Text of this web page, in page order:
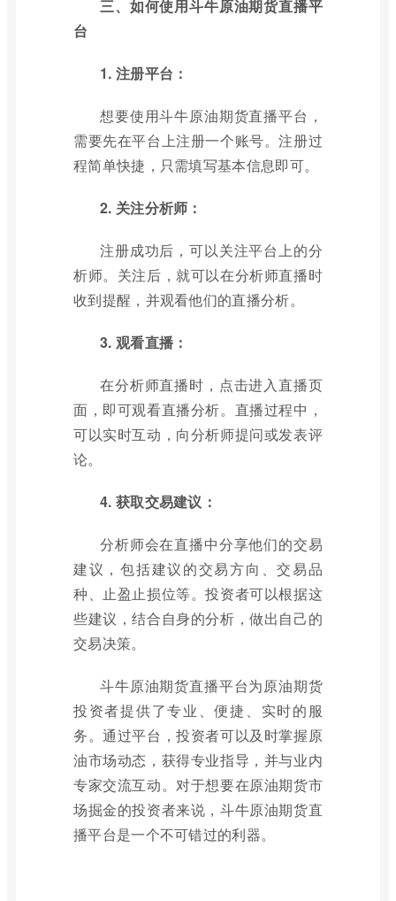
三、如何使用斗牛原油期货直播平
台
1. 注册平台：
想要使用斗牛原油期货直播平台，
需要先在平台上注册一个账号。注册过
程简单快捷，只需填写基本信息即可。
2. 关注分析师：
注册成功后，可以关注平台上的分
析师。关注后，就可以在分析师直播时
收到提醒，并观看他们的直播分析。
3. 观看直播：
在分析师直播时，点击进入直播页
面，即可观看直播分析。直播过程中，
可以实时互动，向分析师提问或发表评
论。
4. 获取交易建议：
分析师会在直播中分享他们的交易
建议，包括建议的交易方向、交易品
种、止盈止损位等。投资者可以根据这
些建议，结合自身的分析，做出自己的
交易决策。
斗牛原油期货直播平台为原油期货
投资者提供了专业、便捷、实时的服
务。通过平台，投资者可以及时掌握原
油市场动态，获得专业指导，并与业内
专家交流互动。对于想要在原油期货市
场掘金的投资者来说，斗牛原油期货直
播平台是一个不可错过的利器。